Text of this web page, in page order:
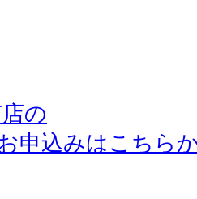
の
申込みはこちら